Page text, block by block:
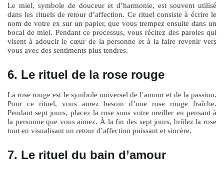
Le miel, symbole de douceur et d’harmonie, est souvent utilisé
dans les rituels de retour d’affection. Ce rituel consiste à écrire le
nom de votre ex sur un papier, que vous trempez ensuite dans un
bocal de miel. Pendant ce processus, vous récitez des paroles qui
visent à adoucir le cœur de la personne et à la faire revenir vers
vous avec des sentiments plus tendres.
6. Le rituel de la rose rouge
La rose rouge est le symbole universel de l’amour et de la passion.
Pour ce rituel, vous aurez besoin d’une rose rouge fraîche.
Pendant sept jours, placez la rose sous votre oreiller en pensant à
la personne que vous aimez. À la fin des sept jours, brûlez la rose
tout en visualisant un retour d’affection puissant et sincère.
7. Le rituel du bain d’amour